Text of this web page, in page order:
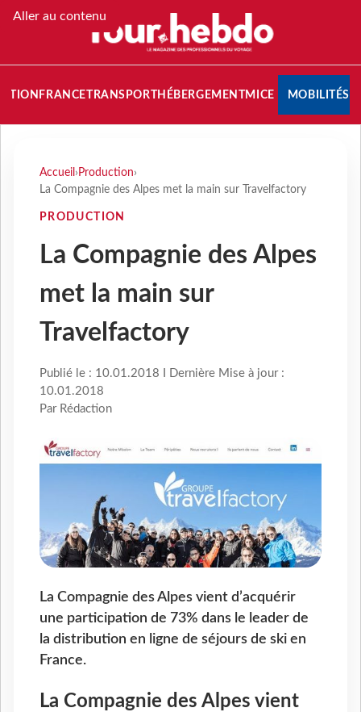
Aller au contenu
FRANCETRANSPORT HÉBERGEMENTMICE MOBILITÉS
Accueil › Production›
La Compagnie des Alpes met la main sur Travelfactory
PRODUCTION
La Compagnie des Alpes
met la main sur
Travelfactory
Publié le : 10.01.2018 I Dernière Mise à jour :
10.01.2018
Par Rédaction
La Compagnie des Alpes vient d’acquérir
une participation de 73% dans le leader de
la distribution en ligne de séjours de ski en
France.
La Compagnie des Alpes vient